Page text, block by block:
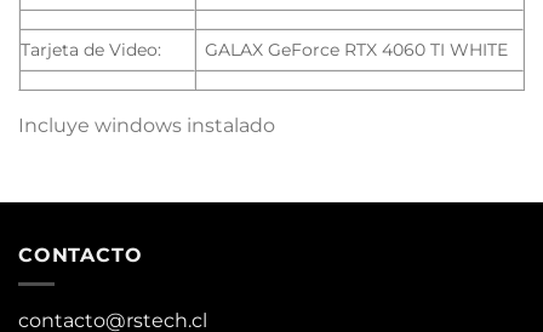
Tarjeta de Video: GALAX GeForce RTX 4060 TI WHITE
Incluye windows instalado
CONTACTO
contacto@rstech.cl